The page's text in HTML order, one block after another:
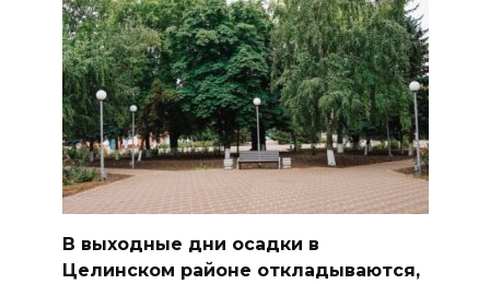
В выходные дни осадки в
Целинском районе откладываются,